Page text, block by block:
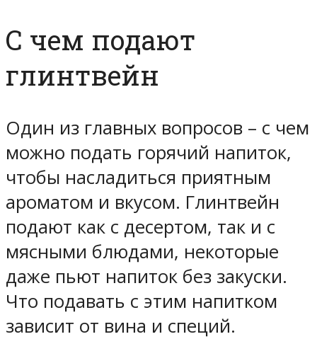
С чем подают
глинтвейн
Один из главных вопросов – с чем
можно подать горячий напиток,
чтобы насладиться приятным
ароматом и вкусом. Глинтвейн
подают как с десертом, так и с
мясными блюдами, некоторые
даже пьют напиток без закуски.
Что подавать с этим напитком
зависит от вина и специй.